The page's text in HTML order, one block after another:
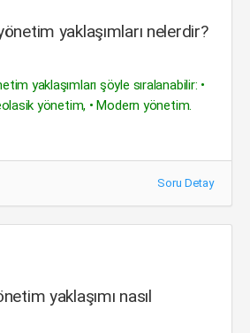
yaklaşımları nelerdir?
yaklaşımları şöyle sıralanabilir: •
yönetim, • Modern yönetim.
Soru Detay
yaklaşımı nasıl